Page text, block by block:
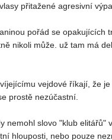
přitažené agresivní
pořád se
nikoli může. už tam má
vejdové říkají, že
prostě nezúčastní.
nemohl slovo "klub
hlouposti, nebo pouze